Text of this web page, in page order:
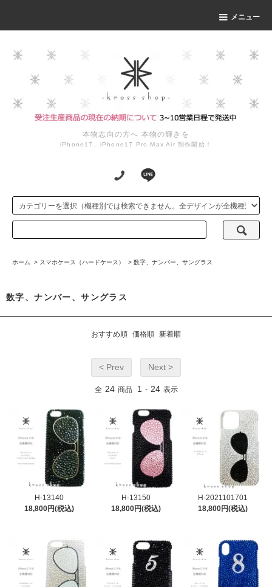
メニュー
本物志向の方へ 本物の輝きを
iPhone17、iPhone17 Pro Max Air 制作開始！
ホーム > スマホケース（ハードケース） > 数字、ナンバー、サングラス
数字、ナンバー、サングラス
おすすめ順 価格順 新着順
< Prev Next >
全 24 商品 1 - 24 表示
H-13140
18,800円(税込)
H-13150
18,800円(税込)
H-2021101701
18,800円(税込)